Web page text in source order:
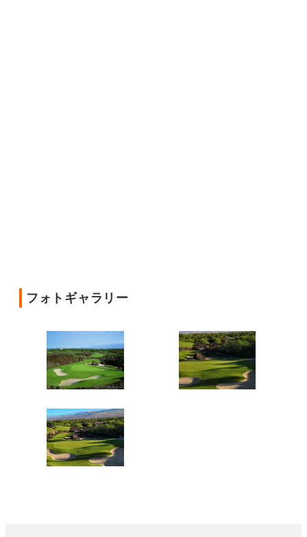
フォトギャラリー